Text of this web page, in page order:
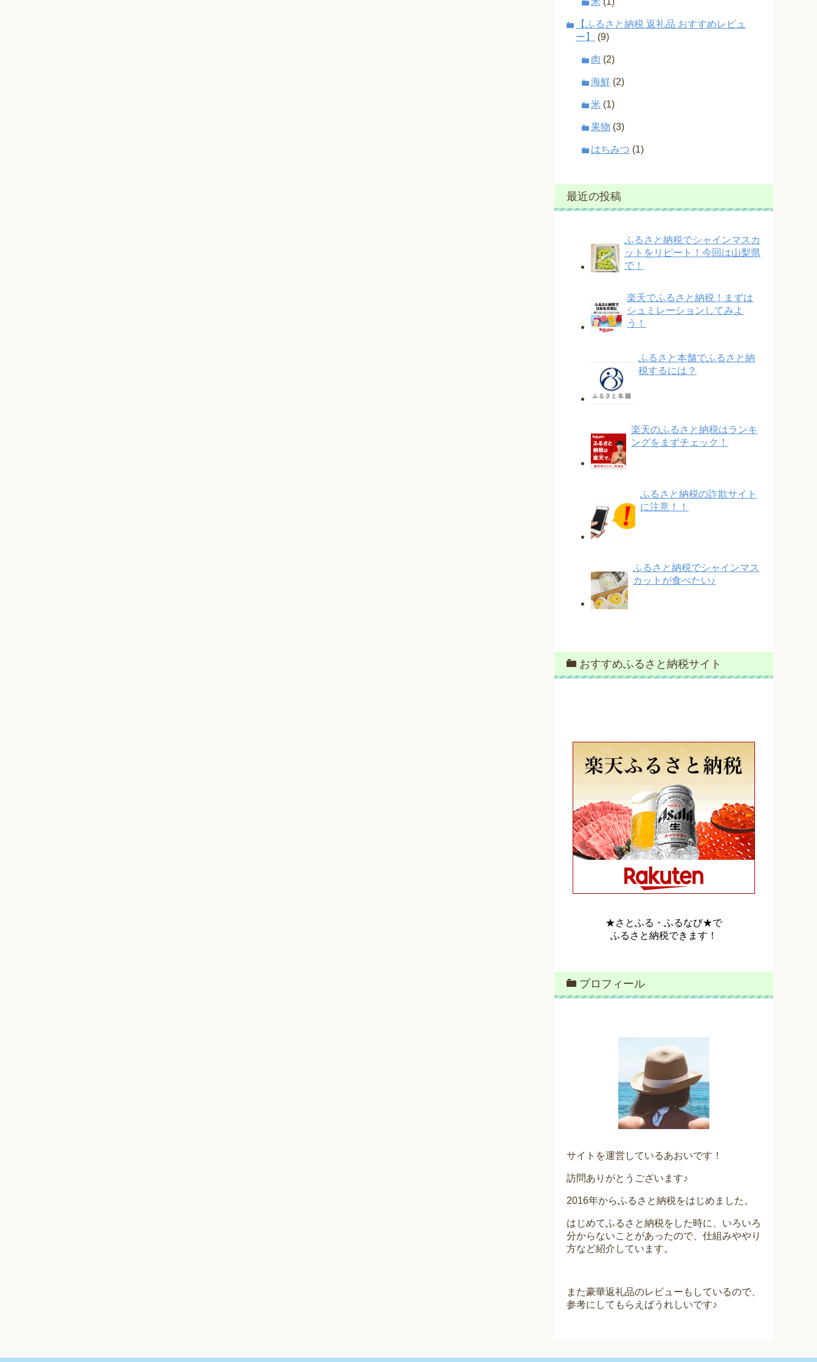
【ふるさと納税 返礼品 おすすめレビュ
ー】
(9)
肉 (2)
海鮮 (2)
米 (1)
果物 (3)
はちみつ (1)
最近の投稿
ふるさと納税でシャインマスカ
ットをリピート！今回は山梨県
で！
楽天でふるさと納税！まずは
シュミレーションしてみよ
う！
ふるさと本舗でふるさと納
税するには？
楽天のふるさと納税はランキ
ングをまずチェック！
ふるさと納税の詐欺サイト
に注意！！
ふるさと納税でシャインマス
カットが食べたい♪
おすすめふるさと納税サイト
★さとふる・ふるなび★で
ふるさと納税できます！
プロフィール
サイトを運営しているあおいです！
訪問ありがとうございます♪
2016年からふるさと納税をはじめました。
はじめてふるさと納税をした時に、いろいろ
分からないことがあったので、仕組みややり
方など紹介しています。
また豪華返礼品のレビューもしているので、
参考にしてもらえばうれしいです♪